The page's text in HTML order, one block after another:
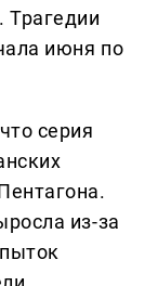
Трагедии
июня по
серия
из-за